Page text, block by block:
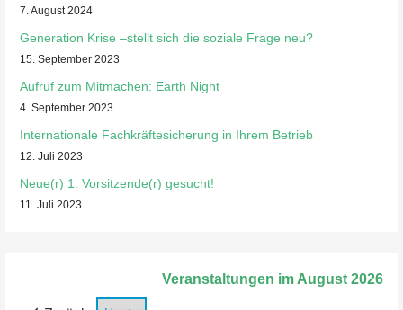
7. August 2024
Generation Krise –stellt sich die soziale Frage neu?
15. September 2023
Aufruf zum Mitmachen: Earth Night
4. September 2023
Internationale Fachkräftesicherung in Ihrem Betrieb
12. Juli 2023
Neue(r) 1. Vorsitzende(r) gesucht!
11. Juli 2023
Veranstaltungen im August 2026